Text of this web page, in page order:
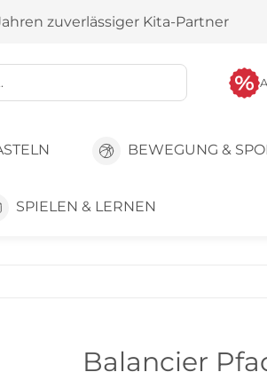
zuverlässiger Kita-Partner
BEWEGUNG &
SPIELEN & LERNEN
Balancier